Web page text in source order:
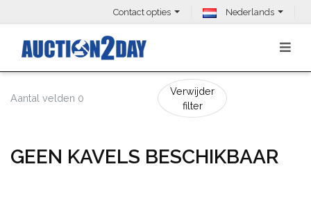
Contact opties Nederlands
Aantal velden 0
Verwijder
filter
GEEN KAVELS BESCHIKBAAR